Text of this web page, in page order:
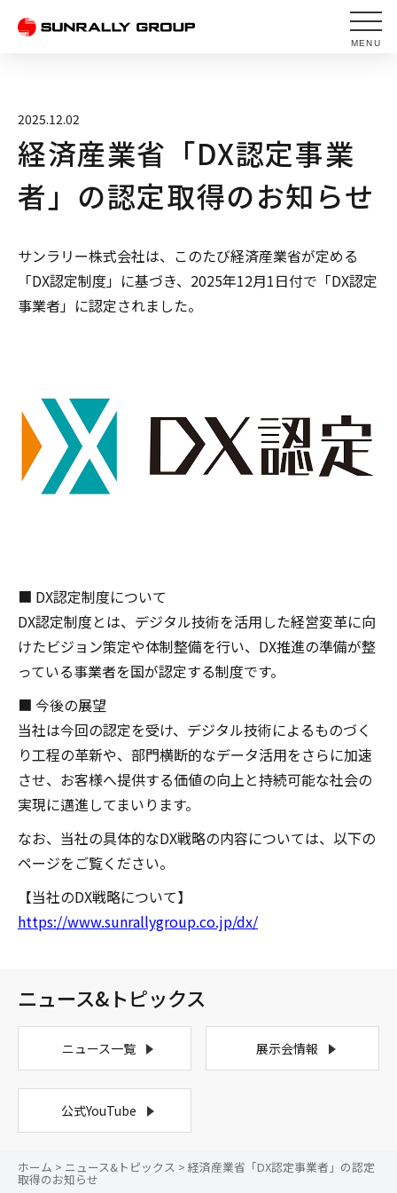
MENU
2025.12.02
経済産業省「DX認定事業
者」の認定取得のお知らせ
サンラリー株式会社は、このたび経済産業省が定める
「DX認定制度」に基づき、2025年12月1日付で「DX認定
事業者」に認定されました。
■ DX認定制度について
DX認定制度とは、デジタル技術を活用した経営変革に向
けたビジョン策定や体制整備を行い、DX推進の準備が整
っている事業者を国が認定する制度です。
■ 今後の展望
当社は今回の認定を受け、デジタル技術によるものづく
り工程の革新や、部門横断的なデータ活用をさらに加速
させ、お客様へ提供する価値の向上と持続可能な社会の
実現に邁進してまいります。
なお、当社の具体的なDX戦略の内容については、以下の
ページをご覧ください。
【当社のDX戦略について】
https://www.sunrallygroup.co.jp/dx/
ニュース&トピックス
ニュース一覧 展示会情報
公式YouTube
ホーム > ニュース&トピックス > 経済産業省「DX認定事業者」の認定
取得のお知らせ